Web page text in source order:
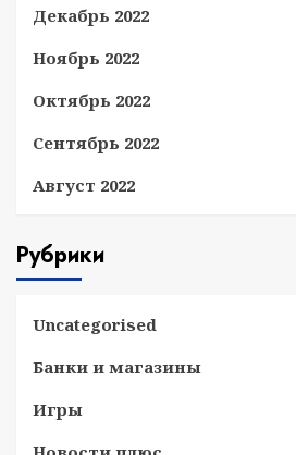
Декабрь 2022
Ноябрь 2022
Октябрь 2022
Сентябрь 2022
Август 2022
Рубрики
Uncategorised
Банки и магазины
Игры